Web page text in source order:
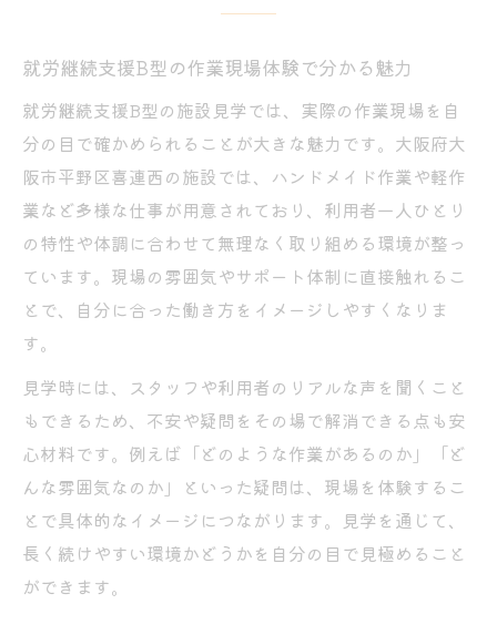
就労継続支援B型の作業現場体験で分かる魅力
就労継続支援B型の施設見学では、実際の作業現場を自
分の目で確かめられることが大きな魅力です。大阪府大
阪市平野区喜連西の施設では、ハンドメイド作業や軽作
業など多様な仕事が用意されており、利用者一人ひとり
の特性や体調に合わせて無理なく取り組める環境が整っ
ています。現場の雰囲気やサポート体制に直接触れるこ
とで、自分に合った働き方をイメージしやすくなりま
す。
見学時には、スタッフや利用者のリアルな声を聞くこと
もできるため、不安や疑問をその場で解消できる点も安
心材料です。例えば「どのような作業があるのか」「ど
んな雰囲気なのか」といった疑問は、現場を体験するこ
とで具体的なイメージにつながります。見学を通じて、
長く続けやすい環境かどうかを自分の目で見極めること
ができます。